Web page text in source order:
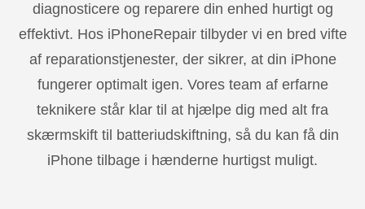
diagnosticere og reparere din enhed hurtigt og
effektivt. Hos iPhoneRepair tilbyder vi en bred vifte
af reparationstjenester, der sikrer, at din iPhone
fungerer optimalt igen. Vores team af erfarne
teknikere står klar til at hjælpe dig med alt fra
skærmskift til batteriudskiftning, så du kan få din
iPhone tilbage i hænderne hurtigst muligt.